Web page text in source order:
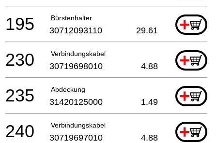
Bürstenhalter +
195 30712093110 29.61
Verbindungskabel +
230 30719698010 4.88
Abdeckung +
235 31420125000 1.49
Verbindungskabel +
240 30719697010 4.88